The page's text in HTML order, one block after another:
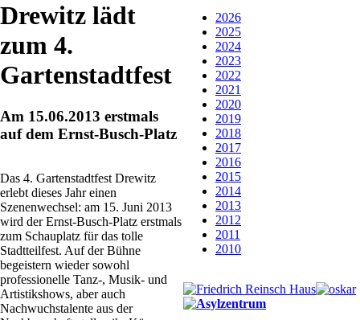
Drewitz lädt
zum 4.
Gartenstadtfest
Am 15.06.2013 erstmals
auf dem Ernst-Busch-Platz
Das 4. Gartenstadtfest Drewitz
erlebt dieses Jahr einen
Szenenwechsel: am 15. Juni 2013
wird der Ernst-Busch-Platz erstmals
zum Schauplatz für das tolle
Stadtteilfest. Auf der Bühne
begeistern wieder sowohl
professionelle Tanz-, Musik- und
Artistikshows, aber auch
Nachwuchstalente aus der
2026
2025
2024
2023
2022
2021
2020
2019
2018
2017
2016
2015
2014
2013
2012
2011
2010